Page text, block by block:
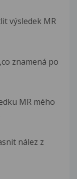
výsledek MR
znamená po
MR mého
nález z